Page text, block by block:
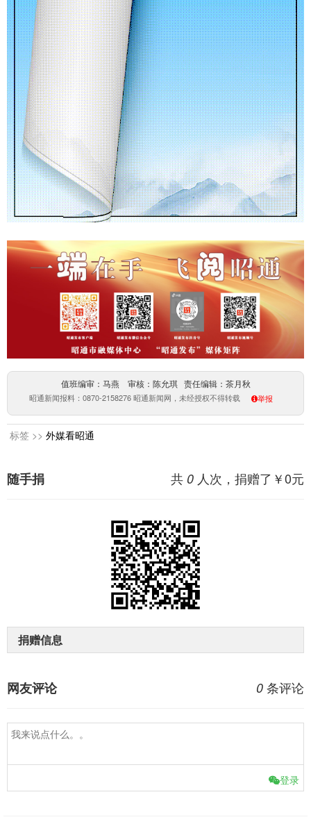
值班编审：马燕 审核：陈允琪 责任编辑：茶月秋
昭通新闻报料：0870-2158276 昭通新闻网，未经授权不得转载 举报
标签 >> 外媒看昭通
共 0 人次，捐赠了￥0元
随手捐
捐赠信息
0 条评论
网友评论
登录